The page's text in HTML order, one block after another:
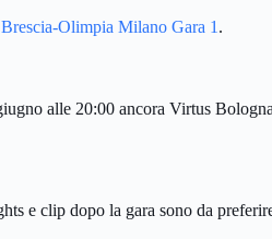
Brescia-Olimpia Milano Gara 1 .
alle 20:00 ancora Virtus
e clip dopo la gara sono da